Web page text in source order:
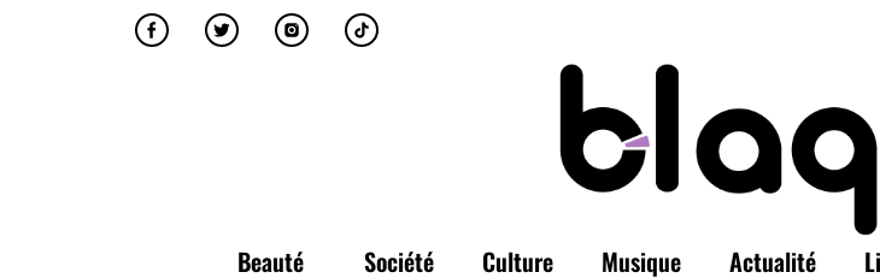
Beauté Société Culture Musique Actualité